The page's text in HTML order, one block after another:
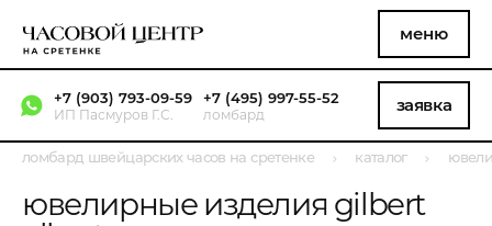
меню
+7 (903) 793-09-59
ИП Пасмуров Г.С.
+7 (495) 997-55-52
ломбард заявка
ломбард швейцарских часов на сретенке каталог
ювелирные изделия gilbert